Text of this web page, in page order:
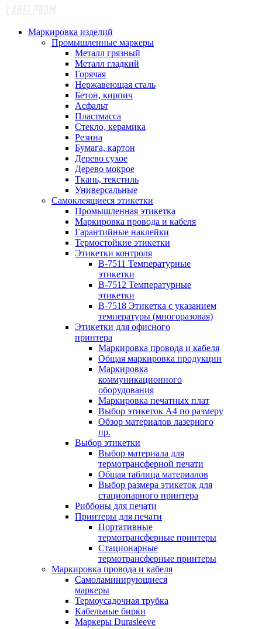
Маркировка изделий
Промышленные маркеры
Металл грязный
Металл гладкий
Горячая
Нержавеющая сталь
Бетон, кирпич
Асфальт
Пластмасса
Стекло, керамика
Резина
Бумага, картон
Дерево сухое
Дерево мокрое
Ткань, текстиль
Универсальные
Самоклеящиеся этикетки
Промышленная этикетка
Маркировка провода и кабеля
Гарантийные наклейки
Термостойкие этикетки
Этикетки контроля
B-7511 Температурные
этикетки
B-7512 Температурные
этикетки
B-7518 Этикетка с указанием
температуры (многоразовая)
Этикетки для офисного
принтера
Маркировка провода и кабеля
Общая маркировка продукции
Маркировка
коммуникационного
оборудования
Маркировка печатных плат
Выбор этикеток А4 по размеру
Обзор материалов лазерного
пр.
Выбор этикетки
Выбор материала для
термотрансферной печати
Общая таблица материалов
Выбор размера этикеток для
стационарного принтера
Риббоны для печати
Принтеры для печати
Портативные
термотрансферные принтеры
Стационарные
термотрансферные принтеры
Маркировка провода и кабеля
Самоламинирующиеся
маркеры
Термоусадочная трубка
Кабельные бирки
Маркеры Durasleeve